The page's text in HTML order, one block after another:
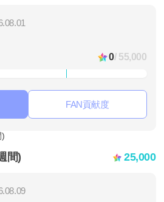
0/ 55,000
FAN貢献度
間) 25,000